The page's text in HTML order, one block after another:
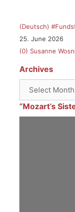
(Deutsch)
25. June 2026
(0) Susanne
Archives
“Mozart’s